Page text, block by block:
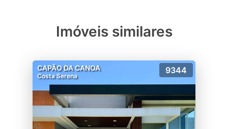
Imóveis similares
CAPÃO DA CANOA
Costa Serena
9344